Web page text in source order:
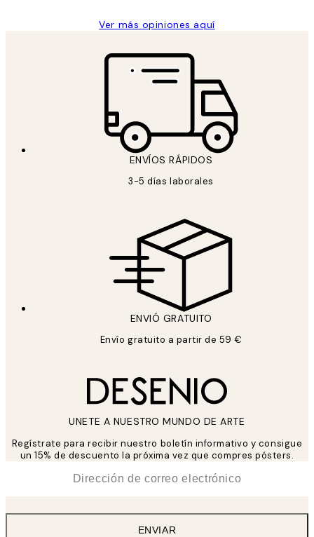
Ver más opiniones aquí
ENVÍOS RÁPIDOS
3-5 días laborales
ENVIÓ GRATUITO
Envío gratuito a partir de 59 €
UNETE A NUESTRO MUNDO DE ARTE
Regístrate para recibir nuestro boletín informativo y consigue
un 15% de descuento la próxima vez que compres pósters.
ENVIAR